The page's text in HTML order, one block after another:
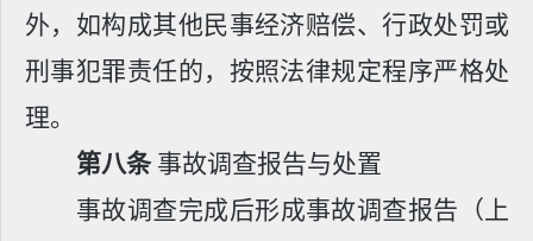
外，如构成其他民事经济赔偿、行政处罚或
刑事犯罪责任的，按照法律规定程序严格处
理。
第八条事故调查报告与处置
事故调查完成后形成事故调查报告（上